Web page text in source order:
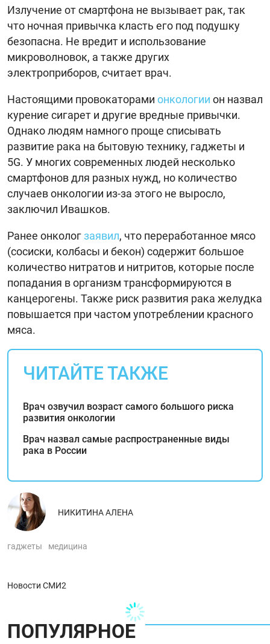
Излучение от смартфона не вызывает рак, так
что ночная привычка класть его под подушку
безопасна. Не вредит и использование
микроволновок, а также других
электроприборов, считает врач.
Настоящими провокаторами онкологии он назвал
курение сигарет и другие вредные привычки.
Однако людям намного проще списывать
развитие рака на бытовую технику, гаджеты и
5G. У многих современных людей несколько
смартфонов для разных нужд, но количество
случаев онкологии из-за этого не выросло,
заключил Ивашков.
Ранее онкологзаявил, что переработанное мясо
(сосиски, колбасы и бекон) содержит большое
количество нитратов и нитритов, которые после
попадания в организм трансформируются в
канцерогены. Также риск развития рака желудка
повышается при частом употреблении красного
мяса.
ЧИТАЙТЕ ТАКЖЕ
Врач озвучил возраст самого большого риска
развития онкологии
Врач назвал самые распространенные виды
рака в России
НИКИТИНА АЛЕНА
гаджеты медицина
Новости СМИ2
ПОПУЛЯРНОЕ